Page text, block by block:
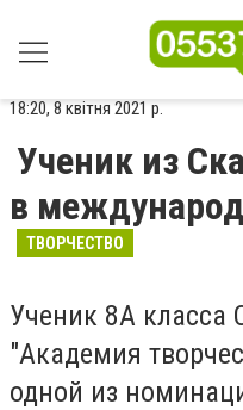
18:20, 8 квітня 2021 р.
Ученик из
в
ТВОРЧЕСТВО
Ученик 8А класса
"Академия
одной из